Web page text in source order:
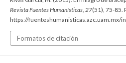
Revista Fuentes Humanísticas, 27(51), 75-85.
https://fuenteshumanisticas.azc.uam.mx/
Formatos de citación